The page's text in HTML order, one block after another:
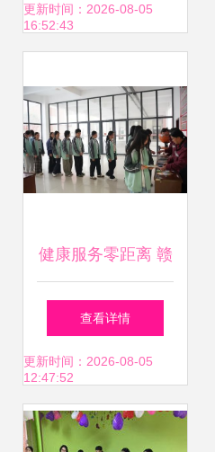
教育咨询文化服务
更新时间：2026-08-05
16:52:43
健康服务零距离 赣
州赣县区结核病防
治系列宣传活动进
社区
查看详情
更新时间：2026-08-05
12:47:52